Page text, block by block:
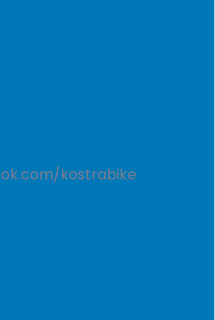
kostrabike